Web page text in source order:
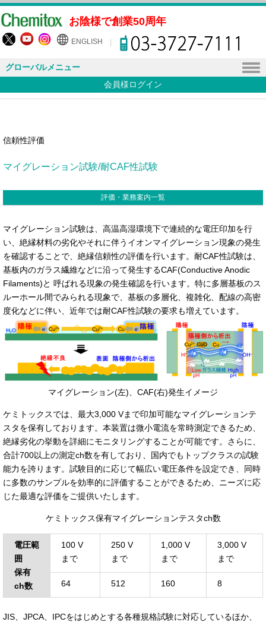
お陰様で創業50周年
ENGLISH
グローバルメニュー
会員様ログイン
信頼性評価
マイグレーション試験/耐CAF性試験
評価・業務案内一覧
マイグレーション試験は、高温高湿環境下で連続的な電圧印加を行
い、絶縁材料の劣化やそれに伴うイオンマイグレーション現象の発生
を確認することで、絶縁信頼性の評価を行います。耐CAF性試験は、
基板内のガラス繊維などに沿って発生するCAF(Conductive Anodic
Filaments)と 呼ばれる現象の発生確認を行います。特に多層基板のス
ルーホール間でみられる現象で、基板の多層化、複雑化、配線の高密
度化などに伴い、近年では耐CAF性試験の要求も増えています。
マイグレーション(左)、CAF(右)発生イメージ
ケミトックスでは、最大3,000 Vまで印加可能なマイグレーションテ
スタを保有しております。本装置は微小電流を常時測定できるため、
絶縁劣化の挙動を詳細にモニタリングすることが可能です。さらに、
合計700以上の測定ch数を有しており、国内でもトップクラスの試験
能力を誇ります。試験目的に応じて幅広い電圧条件を設定でき、同時
に多数のサンプルを効率的に評価することができるため、ニーズに応
じた最適な評価をご提供いたします。
ケミトックス保有マイグレーションテスタch数
電圧範
囲
保有
ch数
100 V
まで
250 V
まで
1,000 V
まで
3,000 V
まで
64 512 160 8
JIS、JPCA、IPCをはじめとする各種規格試験に対応しているほか、